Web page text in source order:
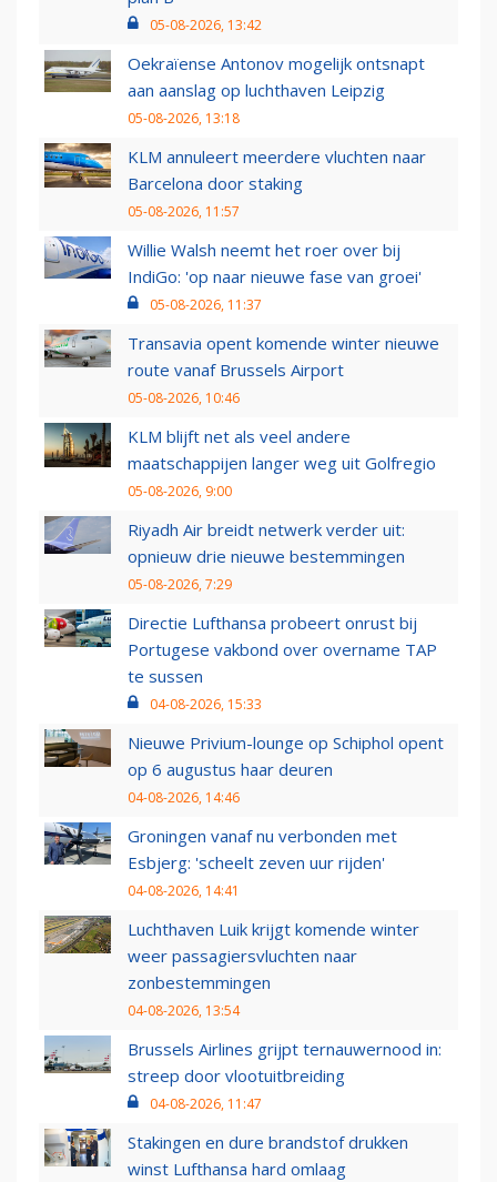
05-08-2026, 13:42
Oekraïense Antonov mogelijk ontsnapt
aan aanslag op luchthaven Leipzig
05-08-2026, 13:18
KLM annuleert meerdere vluchten naar
Barcelona door staking
05-08-2026, 11:57
Willie Walsh neemt het roer over bij
IndiGo: 'op naar nieuwe fase van groei'
05-08-2026, 11:37
Transavia opent komende winter nieuwe
route vanaf Brussels Airport
05-08-2026, 10:46
KLM blijft net als veel andere
maatschappijen langer weg uit Golfregio
05-08-2026, 9:00
Riyadh Air breidt netwerk verder uit:
opnieuw drie nieuwe bestemmingen
05-08-2026, 7:29
Directie Lufthansa probeert onrust bij
Portugese vakbond over overname TAP
te sussen
04-08-2026, 15:33
Nieuwe Privium-lounge op Schiphol opent
op 6 augustus haar deuren
04-08-2026, 14:46
Groningen vanaf nu verbonden met
Esbjerg: 'scheelt zeven uur rijden'
04-08-2026, 14:41
Luchthaven Luik krijgt komende winter
weer passagiersvluchten naar
zonbestemmingen
04-08-2026, 13:54
Brussels Airlines grijpt ternauwernood in:
streep door vlootuitbreiding
04-08-2026, 11:47
Stakingen en dure brandstof drukken
winst Lufthansa hard omlaag